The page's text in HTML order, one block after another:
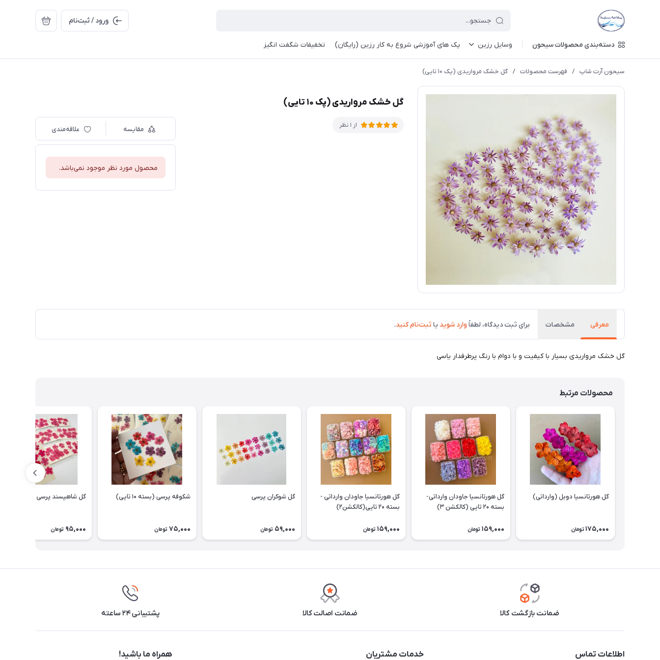
ورود / ثبت‌نام
دسته‌بندی محصولات سیحون وسایل رزین پک های آموزشی شروع به کار رزین (رایگان) تخفیفات شگفت انگیز
سیحون آرت شاپ / فهرست محصولات / گل خشک مرواریدی (پک ۱۰ تایی)
گل خشک مرواریدی (پک ۱۰ تایی)
از 1 نظر مقایسه علاقه‌مندی
محصول مورد نظر موجود نمی‌باشد.
معرفی مشخصات برای ثبت دیدگاه، لطفاً وارد شوید یا ثبت‌نام کنید.
گل خشک مرواریدی بسیار با کیفیت و با دوام با رنگ پرطرفدار یاسی
محصولات مرتبط
گل هورتانسیا دوبل (وارداتی)
175,000 تومان
گل هورتانسیا جاودان وارداتی-
بسته ۲۰ تایی (کالکشن ۳)
159,000 تومان
گل هورتانسیا جاودان وارداتی -
بسته ۲۰ تایی(کالکشن۲)
159,000 تومان
گل شوکران پرسی
59,000 تومان
شکوفه پرسی (بسته ۱۰ تایی)
75,000 تومان
گل شاهپسند پرسی
95,000 تومان
ضمانت بازگشت کالا ضمانت اصالت کالا پشتیبانی ۲۴ ساعته
اطلاعات تماس خدمات مشتریان همراه ما باشید!